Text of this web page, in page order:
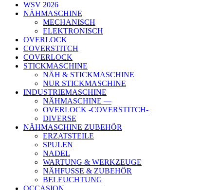
WSV 2026
NÄHMASCHINE
MECHANISCH
ELEKTRONISCH
OVERLOCK
COVERSTITCH
COVERLOCK
STICKMASCHINE
NÄH & STICKMASCHINE
NUR STICKMASCHINE
INDUSTRIEMASCHINE
NÄHMASCHINE —
OVERLOCK -COVERSTITCH-
DIVERSE
NÄHMASCHINE ZUBEHÖR
ERZATSTEILE
SPULEN
NADEL
WARTUNG & WERKZEUGE
NÄHFUSSE & ZUBEHÖR
BELEUCHTUNG